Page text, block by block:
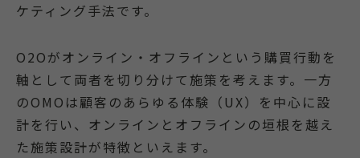
ケティング手法です。
O2Oがオンライン・オフラインという購買行動を
軸として両者を切り分けて施策を考えます。一方
のOMOは顧客のあらゆる体験（UX）を中心に設
計を行い、オンラインとオフラインの垣根を越え
た施策設計が特徴といえます。